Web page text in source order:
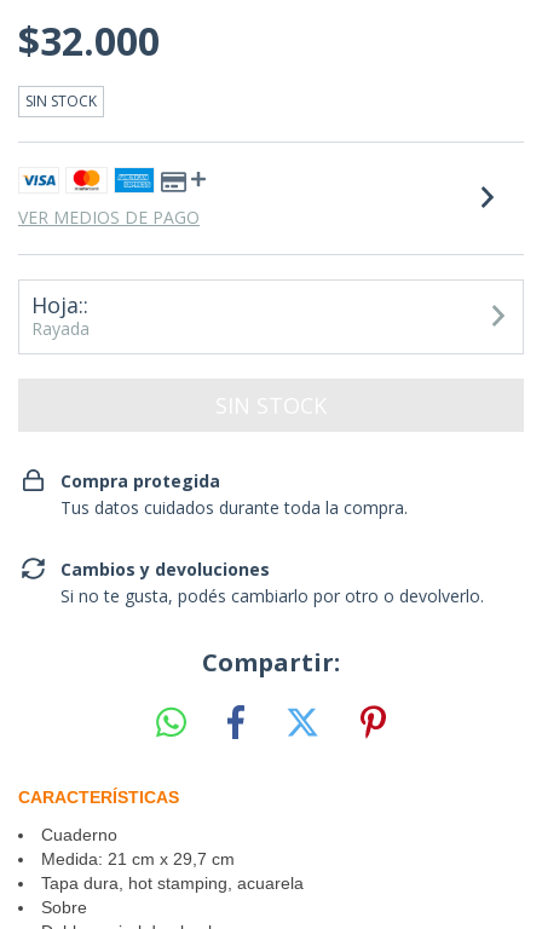
$32.000
SIN STOCK
VER MEDIOS DE PAGO
Hoja::
Rayada
Compra protegida
Tus datos cuidados durante toda la compra.
Cambios y devoluciones
Si no te gusta, podés cambiarlo por otro o devolverlo.
Compartir:
CARACTERÍSTICAS
Cuaderno
Medida: 21 cm x 29,7 cm
Tapa dura, hot stamping, acuarela
Sobre